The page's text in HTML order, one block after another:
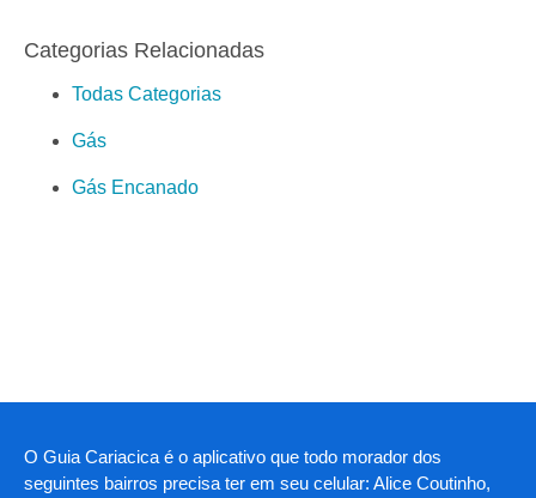
Categorias Relacionadas
Todas Categorias
Gás
Gás Encanado
O Guia Cariacica é o aplicativo que todo morador dos
seguintes bairros precisa ter em seu celular: Alice Coutinho,